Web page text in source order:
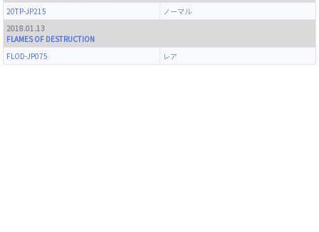
20TP-JP215
ノーマル
2018.01.13
FLAMES OF DESTRUCTION
FLOD-JP075
レア